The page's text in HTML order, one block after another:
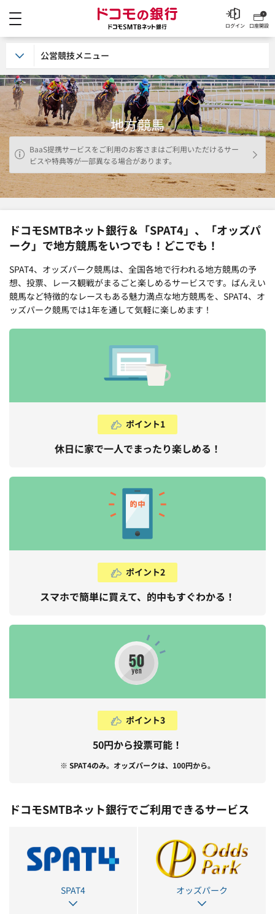
ドコモの銀行 ドコモ
口座開設
ログイン
地方競馬
BaaS提携サービスをご利用のお客さまはご利用いただけるサー
ビスや特典等が一部異なる場合があります。
ドコモSMTBネット銀行＆「SPAT4」、「オッズパ
ーク」で地方競馬をいつでも！どこでも！
SPAT4、オッズパーク競馬は、全国各地で行われる地方競馬の予
想、投票、レース観戦がまるごと楽しめるサービスです。ばんえい
競馬など特徴的なレースもある魅力満点な地方競馬を、SPAT4、オ
ッズパーク競馬では1年を通して気軽に楽しめます！
ポイント1
休日に家で一人でまったり楽しめる！
ポイント2
スマホで簡単に買えて、的中もすぐわかる！
ポイント3
50円から投票可能！
※ SPAT4のみ。オッズパークは、100円から。
ドコモSMTBネット銀行でご利用できるサービス
SPAT4 オッズパーク
公営競技メニュー